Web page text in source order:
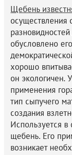
Щебень
осуществления
обусловлено
хорошо
он экологичен.
применения
тип сыпучего
создания
Используется в
щебень. Его
возникает